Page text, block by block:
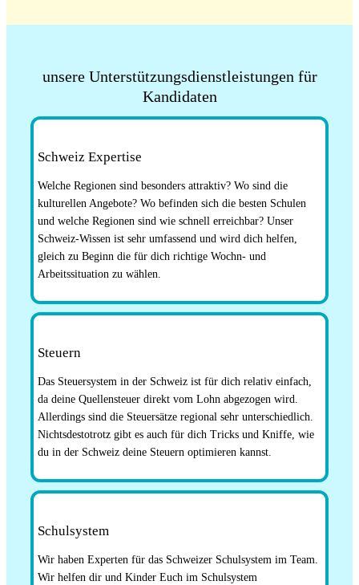
unsere Unterstützungsdienstleistungen für
Kandidaten
Schweiz Expertise
Welche Regionen sind besonders attraktiv? Wo sind die
kulturellen Angebote? Wo befinden sich die besten Schulen
und welche Regionen sind wie schnell erreichbar? Unser
Schweiz-Wissen ist sehr umfassend und wird dich helfen,
gleich zu Beginn die für dich richtige Wochn- und
Arbeitssituation zu wählen.
Steuern
Das Steuersystem in der Schweiz ist für dich relativ einfach,
da deine Quellensteuer direkt vom Lohn abgezogen wird.
Allerdings sind die Steuersätze regional sehr unterschiedlich.
Nichtsdestotrotz gibt es auch für dich Tricks und Kniffe, wie
du in der Schweiz deine Steuern optimieren kannst.
Schulsystem
Wir haben Experten für das Schweizer Schulsystem im Team.
Wir helfen dir und Kinder Euch im Schulsystem